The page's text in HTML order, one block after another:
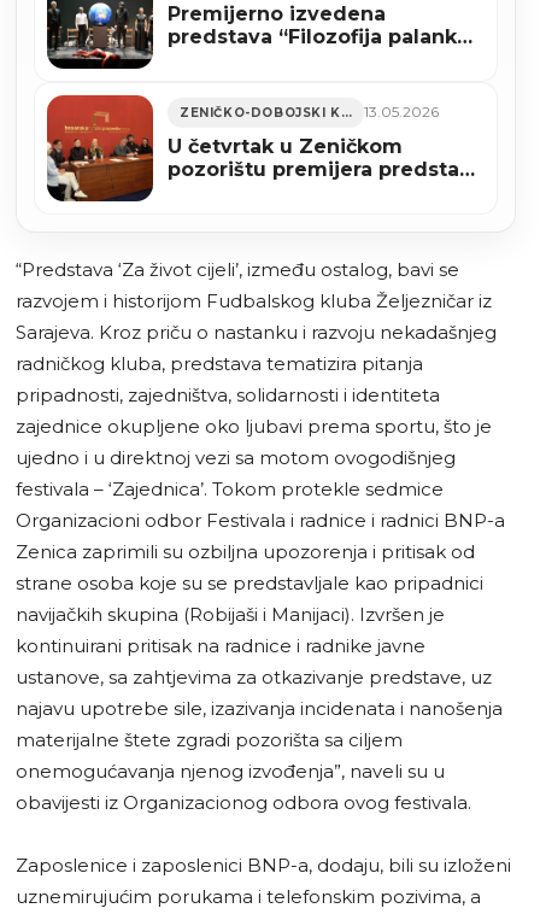
Premijerno izvedena
predstava “Filozofija palanke”
ZENIČKO-DOBOJSKI KANTON 13.05.2026
U četvrtak u Zeničkom
pozorištu premijera predstave
“Predstava ‘Za život cijeli’, između ostalog, bavi se
razvojem i historijom Fudbalskog kluba Željezničar iz
Sarajeva. Kroz priču o nastanku i razvoju nekadašnjeg
radničkog kluba, predstava tematizira pitanja
pripadnosti, zajedništva, solidarnosti i identiteta
zajednice okupljene oko ljubavi prema sportu, što je
ujedno i u direktnoj vezi sa motom ovogodišnjeg
festivala – ‘Zajednica’. Tokom protekle sedmice
Organizacioni odbor Festivala i radnice i radnici BNP-a
Zenica zaprimili su ozbiljna upozorenja i pritisak od
strane osoba koje su se predstavljale kao pripadnici
navijačkih skupina (Robijaši i Manijaci). Izvršen je
kontinuirani pritisak na radnice i radnike javne
ustanove, sa zahtjevima za otkazivanje predstave, uz
najavu upotrebe sile, izazivanja incidenata i nanošenja
materijalne štete zgradi pozorišta sa ciljem
onemogućavanja njenog izvođenja”, naveli su u
obavijesti iz Organizacionog odbora ovog festivala.
Zaposlenice i zaposlenici BNP-a, dodaju, bili su izloženi
uznemirujućim porukama i telefonskim pozivima, a